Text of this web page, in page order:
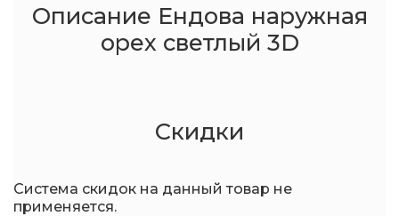
Описание Ендова наружная
орех светлый 3D
Скидки
Система скидок на данный товар не
применяется.